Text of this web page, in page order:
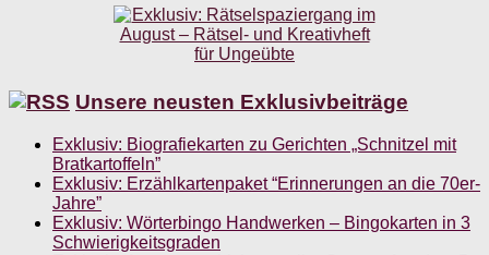
Unsere neusten Exklusivbeiträge
Exklusiv: Biografiekarten zu Gerichten „Schnitzel mit
Bratkartoffeln”
Exklusiv: Erzählkartenpaket “Erinnerungen an die 70er-
Jahre”
Exklusiv: Wörterbingo Handwerken – Bingokarten in 3
Schwierigkeitsgraden